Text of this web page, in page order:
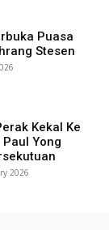
Puasa
Stesen
Kekal Ke
Yong
2026